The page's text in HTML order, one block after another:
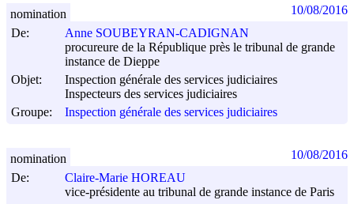
De:
Anne SOUBEYRAN-CADIGNAN
procureure de la République près le tribunal de grande
instance de Dieppe
Objet:
Inspection générale des services judiciaires
Inspecteurs des services judiciaires
Groupe:
Inspection générale des services judiciaires
nomination 10/08/2016
De:
Claire-Marie HOREAU
vice-présidente au tribunal de grande instance de Paris
nomination 10/08/2016